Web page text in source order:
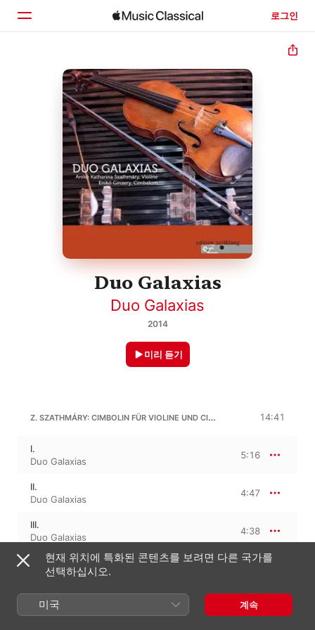
로그인
둘러보기
검색
Duo Galaxias
Duo Galaxias
2014
미리 듣기
Z. SZATHMÁRY: CIMBOLIN FÜR VIOLINE UND CIMBALOM 14:41
I.
Duo Galaxias
5:16
II.
Duo Galaxias
4:47
III.
Duo Galaxias
4:38
I. LÁNG
WAVES IV. für Violine und Cimbalom
8:32
현재 위치에 특화된 콘텐츠를 보려면 다른 국가를
선택하십시오.
미국 계속